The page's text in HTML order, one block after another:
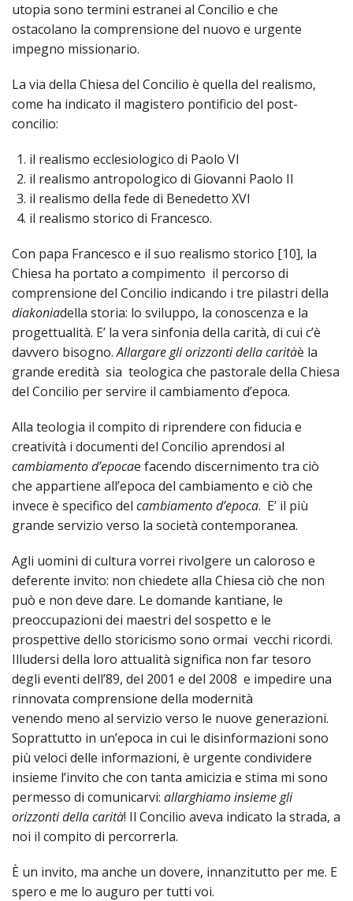
utopia sono termini estranei al Concilio e che
ostacolano la comprensione del nuovo e urgente
impegno missionario.
La via della Chiesa del Concilio è quella del realismo,
come ha indicato il magistero pontificio del post-
concilio:
il realismo ecclesiologico di Paolo VI
il realismo antropologico di Giovanni Paolo II
il realismo della fede di Benedetto XVI
il realismo storico di Francesco.
Con papa Francesco e il suo realismo storico [10], la
Chiesa ha portato a compimento il percorso di
comprensione del Concilio indicando i tre pilastri della
diakoniadella storia: lo sviluppo, la conoscenza e la
progettualità. E’ la vera sinfonia della carità, di cui c’è
davvero bisogno.Allargare gli orizzonti della caritàè la
grande eredità sia teologica che pastorale della Chiesa
del Concilio per servire il cambiamento d’epoca.
Alla teologia il compito di riprendere con fiducia e
creatività i documenti del Concilio aprendosi al
cambiamento d’epocae facendo discernimento tra ciò
che appartiene all’epoca del cambiamento e ciò che
invece è specifico del cambiamento d’epoca. E’ il più
grande servizio verso la società contemporanea.
Agli uomini di cultura vorrei rivolgere un caloroso e
deferente invito: non chiedete alla Chiesa ciò che non
può e non deve dare. Le domande kantiane, le
preoccupazioni dei maestri del sospetto e le
prospettive dello storicismo sono ormai vecchi ricordi.
Illudersi della loro attualità significa non far tesoro
degli eventi dell’89, del 2001 e del 2008 e impedire una
rinnovata comprensione della modernità
venendo meno al servizio verso le nuove generazioni.
Soprattutto in un’epoca in cui le disinformazioni sono
più veloci delle informazioni, è urgente condividere
insieme l’invito che con tanta amicizia e stima mi sono
permesso di comunicarvi: allarghiamo insieme gli
orizzonti della carità! Il Concilio aveva indicato la strada, a
noi il compito di percorrerla.
È un invito, ma anche un dovere, innanzitutto per me. E
spero e me lo auguro per tutti voi.